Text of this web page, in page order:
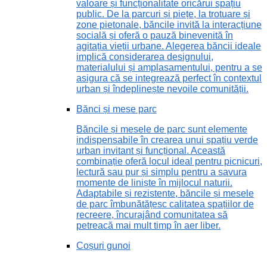
valoare și funcționalitate oricărui spațiu
public. De la parcuri și piețe, la trotuare și
zone pietonale, băncile invită la interacțiune
socială și oferă o pauză binevenită în
agitația vieții urbane. Alegerea băncii ideale
implică considerarea designului,
materialului și amplasamentului, pentru a se
asigura că se integrează perfect în contextul
urban și îndeplinește nevoile comunității.
Bănci și mese parc
Băncile și mesele de parc sunt elemente
indispensabile în crearea unui spațiu verde
urban invitant și funcțional. Această
combinație oferă locul ideal pentru picnicuri,
lectură sau pur și simplu pentru a savura
momente de liniște în mijlocul naturii.
Adaptabile și rezistente, băncile și mesele
de parc îmbunătățesc calitatea spațiilor de
recreere, încurajând comunitatea să
petreacă mai mult timp în aer liber.
Coșuri gunoi